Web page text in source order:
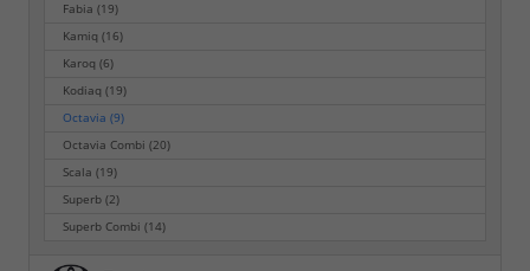
Fabia(19)
Kamiq(16)
Karoq(6)
Kodiaq(19)
Octavia(9)
Octavia Combi(20)
Scala(19)
Superb(2)
Superb Combi(14)